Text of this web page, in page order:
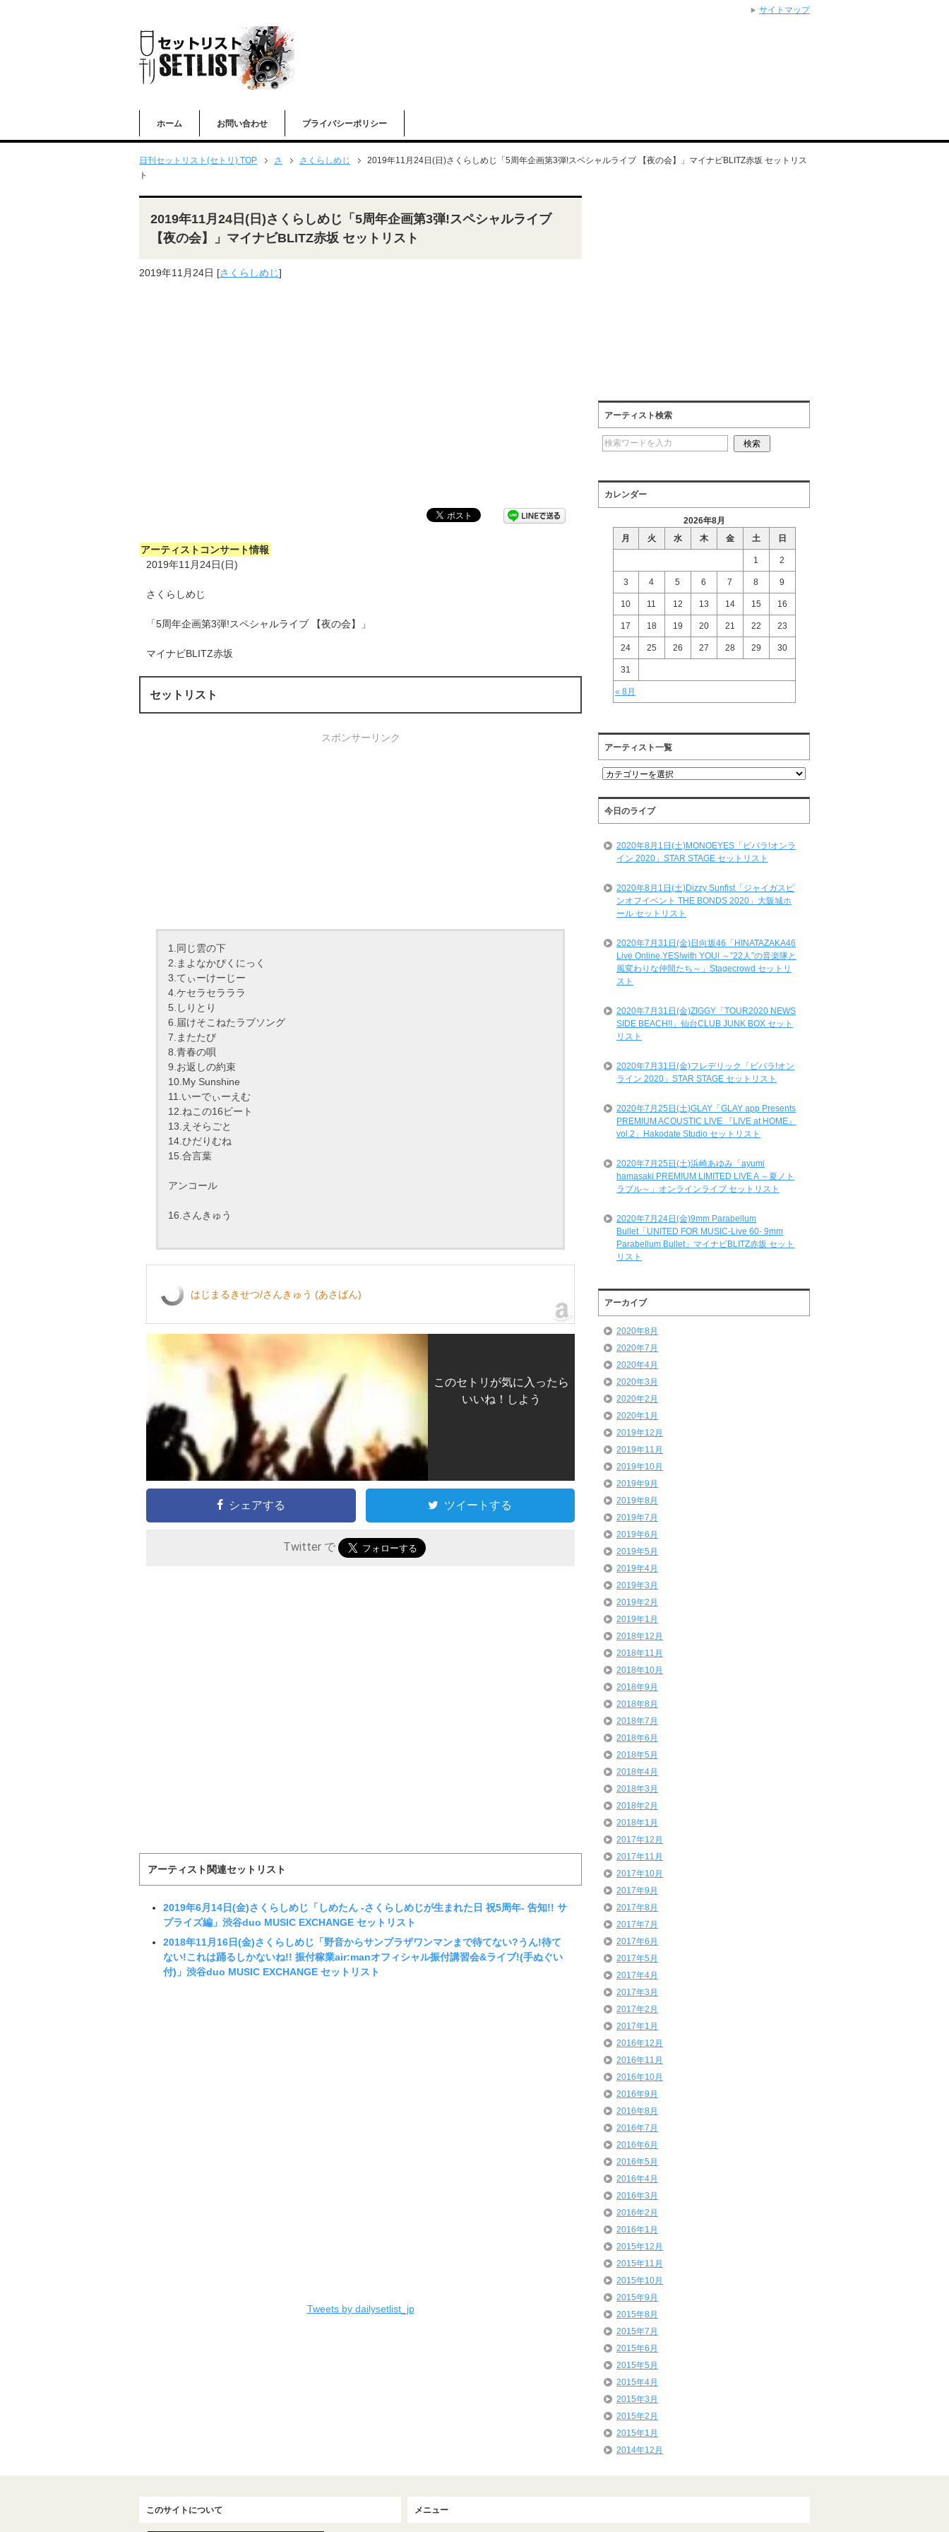
ホーム お問い合わせ プライバシーポリシー
日刊セットリスト(セトリ) TOP さ さくらしめじ
2019年11月24日(日)さくらしめじ「5周年企画第3弾!スペシャルライブ 【夜の会】」マイナビBLITZ赤坂 セットリス
ト
2019年11月24日(日)さくらしめじ「5周年企画第3弾!スペシャルライブ
【夜の会】」マイナビBLITZ赤坂 セットリスト
2019年11月24日 [さくらしめじ]
アーティストコンサート情報
2019年11月24日(日)
さくらしめじ
「5周年企画第3弾!スペシャルライブ 【夜の会】」
マイナビBLITZ赤坂
セットリスト
スポンサーリンク
1.同じ雲の下
2.まよなかぴくにっく
3.てぃーけーじー
4.ケセラセラララ
5.しりとり
6.届けそこねたラブソング
7.またたび
8.青春の唄
9.お返しの約束
10.My Sunshine
11.いーでぃーえむ
12.ねこの16ビート
13.えそらごと
14.ひだりむね
15.合言葉
アンコール
16.さんきゅう
はじまるきせつ/さんきゅう (あさばん)
このセトリが気に入ったら
いいね！しよう
シェアする ツイートする
Twitter で
アーティスト関連セットリスト
2019年6月14日(金)さくらしめじ「しめたん -さくらしめじが生まれた日 祝5周年- 告知!! サ
プライズ編」渋谷duo MUSIC EXCHANGE セットリスト
2018年11月16日(金)さくらしめじ「野音からサンプラザワンマンまで待てない?うん!待て
ない!これは踊るしかないね!! 振付稼業air:manオフィシャル振付講習会&ライブ!(手ぬぐい
付)」渋谷duo MUSIC EXCHANGE セットリスト
Tweets by dailysetlist_jp
アーティスト検索
カレンダー
2026年8月
月
火 水 木 金 土 日
« 8月
1 2
3 4 5 6 7 8 9
10 11 12 13 14 15 16
17 18 19 20 21 22 23
24 25 26 27 28 29 30
31
アーティスト一覧
ア
テ
ィ
ス
一
今日のライブ
2020年8月1日(土)MONOEYES「ビバラ!オンラ
イン 2020」STAR STAGE セットリスト
2020年8月1日(土)Dizzy Sunfist「ジャイガスピ
ンオフイベント THE BONDS 2020」大阪城ホ
ール セットリスト
2020年7月31日(金)日向坂46「HINATAZAKA46
Live Online,YES!with YOU! ～”22人”の音楽隊と
風変わりな仲間たち～」Stagecrowd セットリ
スト
2020年7月31日(金)ZIGGY「TOUR2020 NEWS
SIDE BEACH!!」仙台CLUB JUNK BOX セット
リスト
2020年7月31日(金)フレデリック「ビバラ!オン
ライン 2020」STAR STAGE セットリスト
2020年7月25日(土)GLAY「GLAY app Presents
PREMIUM ACOUSTIC LIVE 『LIVE at HOME』
vol.2」Hakodate Studio セットリスト
2020年7月25日(土)浜崎あゆみ「ayumi
hamasaki PREMIUM LIMITED LIVE A ～夏ノト
ラブル～」オンラインライブ セットリスト
2020年7月24日(金)9mm Parabellum
Bullet「UNITED FOR MUSIC-Live 60- 9mm
Parabellum Bullet」マイナビBLITZ赤坂 セット
リスト
アーカイブ
2020年8月
2020年7月
2020年4月
2020年3月
2020年2月
2020年1月
2019年12月
2019年11月
2019年10月
2019年9月
2019年8月
2019年7月
2019年6月
2019年5月
2019年4月
2019年3月
2019年2月
2019年1月
2018年12月
2018年11月
2018年10月
2018年9月
2018年8月
2018年7月
2018年6月
2018年5月
2018年4月
2018年3月
2018年2月
2018年1月
2017年12月
2017年11月
2017年10月
2017年9月
2017年8月
2017年7月
2017年6月
2017年5月
2017年4月
2017年3月
2017年2月
2017年1月
2016年12月
2016年11月
2016年10月
2016年9月
2016年8月
2016年7月
2016年6月
2016年5月
2016年4月
2016年3月
2016年2月
2016年1月
2015年12月
2015年11月
2015年10月
2015年9月
2015年8月
2015年7月
2015年6月
2015年5月
2015年4月
2015年3月
2015年2月
2015年1月
2014年12月
このサイトについて メニュー
サイトマップ